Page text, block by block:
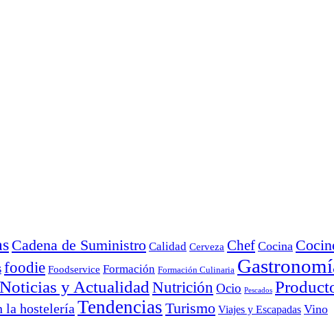
Cadena de Suministro Calidad Cerveza Chef Cocina
foodie Foodservice Formación Formación Culinaria
Noticias y Actualidad Nutrición Ocio Pescados
la hostelería Tendencias Turismo Viajes y Escapadas Vino